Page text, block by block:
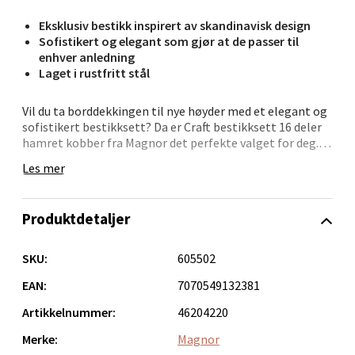
Eksklusiv bestikk inspirert av skandinavisk design
Sofistikert og elegant som gjør at de passer til
enhver anledning
Laget i rustfritt stål
Vil du ta borddekkingen til nye høyder med et elegant og
sofistikert bestikksett? Da er Craft bestikksett 16 deler
hamret kobber fra Magnor det perfekte valget for deg.
eksklusive bestikket legge til et snev av luksus og stil til
Craft bestikksett er laget av høykvalitets rustfritt stål
spesiell utstråling. Med 16 deler, inkludert kniver, gafler,
gjestene dine.
Ikke bare ser dette bestikket fantastisk ut, det er også
svært holdbart og motstandsdyktig mot korrosjon. Du
kan være trygg på at dette bestikksettet vil vare lenge
Les mer
Produktdetaljer
SKU:
605502
EAN:
7070549132381
Artikkelnummer:
46204220
Merke:
Magnor
Ålesund - Thon Senter Moa
Langelandsvegen 25, 6010 Ålesund
0 i butikk
Molde - Moldetorget
Torget 1, 6413 Molde